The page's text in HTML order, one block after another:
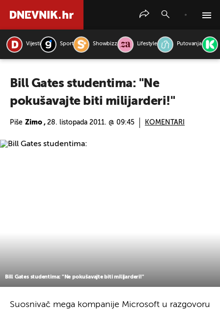
Vijesti Sport Showbizz Lifestyle Putovanja
Bill Gates studentima: "Ne
pokušavajte biti milijarderi!"
Piše Zimo , 28. listopada 2011. @ 09:45 KOMENTARI
Bill Gates studentima: "Ne pokušavajte biti milijarderi!"
Suosnivač mega kompanije Microsoft u razgovoru
PRETRAŽITE VIJESTI